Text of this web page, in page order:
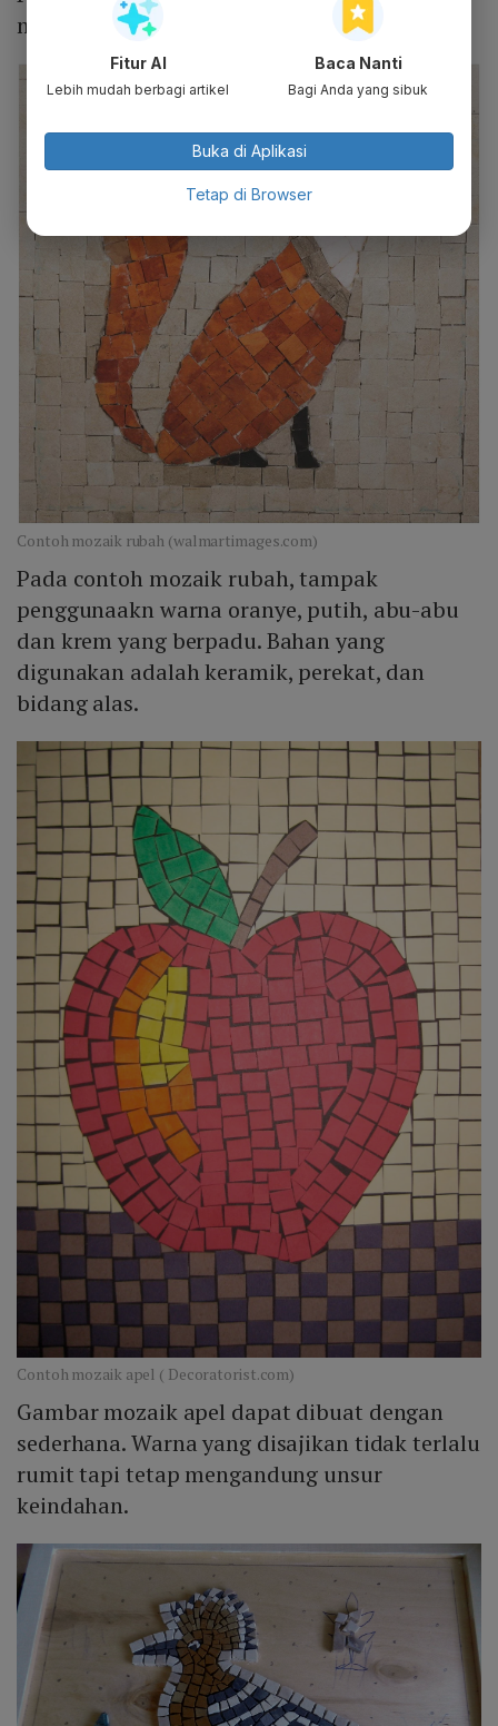
menambah nilai estetis.
Contoh mozaik rubah (walmartimages.com)
Pada contoh mozaik rubah, tampak
penggunaakn warna oranye, putih, abu-abu
dan krem yang berpadu. Bahan yang
digunakan adalah keramik, perekat, dan
bidang alas.
Contoh mozaik apel ( Decoratorist.com)
Gambar mozaik apel dapat dibuat dengan
sederhana. Warna yang disajikan tidak terlalu
rumit tapi tetap mengandung unsur
keindahan.
Fitur AI
Lebih mudah berbagi artikel
Baca Nanti
Bagi Anda yang sibuk
Buka di Aplikasi
Tetap di Browser